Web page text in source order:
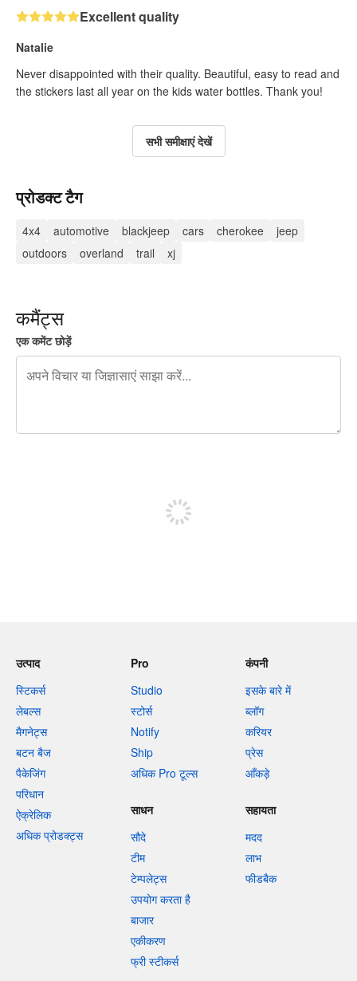
Excellent quality
Natalie
Never disappointed with their quality. Beautiful, easy to read and
the stickers last all year on the kids water bottles. Thank you!
सभी समीक्षाएं देखें
प्रोडक्ट टैग
4x4 automotive blackjeep cars cherokee
jeep
outdoors
overland trail xj
कमैंट्स
एक कमेंट छोड़ें
उत्पाद
स्टिकर्स
लेबल्स
मैगनेट्स
बटन बैज
पैकेजिंग
परिधान
ऐक्रेलिक
अधिक प्रोडक्ट्स
Pro
Studio
स्टोर्स
Notify
Ship
अधिक Pro टूल्स
कंपनी
इसके बारे में
ब्लॉग
करियर
प्रेस
आँकड़े
साधन
सौदे
टीम
टेम्पलेट्स
उपयोग करता है
बाजार
एकीकरण
फ्री स्टीकर्स
सहायता
मदद
लाभ
फीडबैक